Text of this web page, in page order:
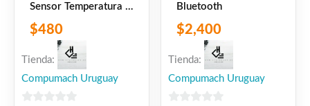
Sensor Temperatura 1
Metro Shelly
$480
Tienda:
Compumach Uruguay
Bluetooth
$2,400
Tienda:
Compumach Uruguay